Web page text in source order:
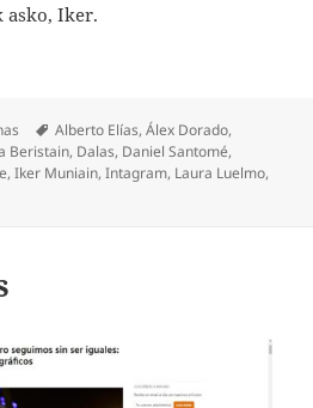
asko, Iker.
Etiquetas
Alberto Elías,Álex Dorado,
Beristain, Dalas, Daniel Santomé,
,Iker Muniain,Intagram, Laura Luelmo,